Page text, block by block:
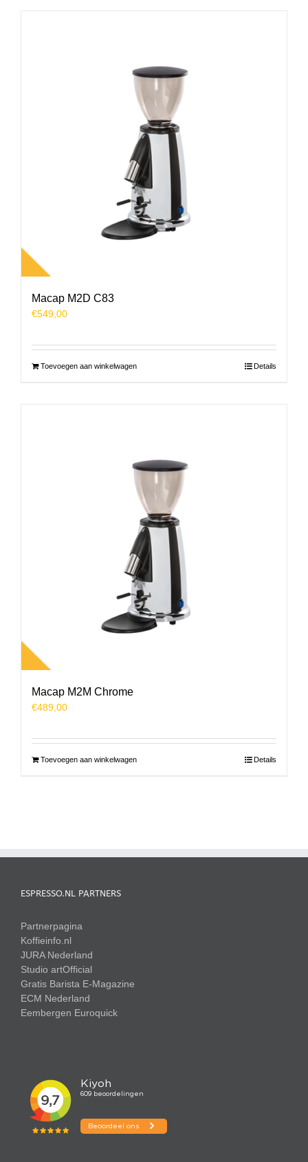
Macap M2D C83
€549,00
Toevoegen aan winkelwagen Details
Macap M2M Chrome
€489,00
Toevoegen aan winkelwagen Details
ESPRESSO.NL PARTNERS
Partnerpagina
Koffieinfo.nl
JURA Nederland
Studio artOfficial
Gratis Barista E-Magazine
ECM Nederland
Eembergen Euroquick